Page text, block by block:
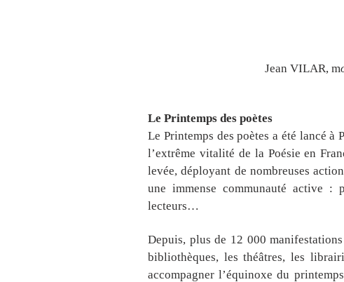
Jean VILAR, m
Le Printemps des poètes
Le Printemps des poètes a été lancé
l’extrême vitalité de la Poésie en
levée, déployant de nombreuses
une immense communauté active :
lecteurs…
Depuis, plus de 12 000
bibliothèques, les théâtres, les
accompagner l’équinoxe du